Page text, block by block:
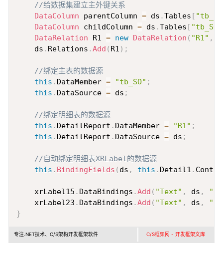
//给数据集建立主外键关系
DataColumn parentColumn = ds .Tables [
DataColumn childColumn = ds .Tables [
DataRelation R1 = new DataRelation ( "R1" ,
    ds
. Relations .Add ( R1 ) ;
//绑定主表的数据源
this . DataMember = "tb_SO" ;
this . DataSource = ds ;
//绑定明细表的数据源
this . DetailReport . DataMember = "R1" ;
this . DetailReport . DataSource = ds ;
//自动绑定明细表XRLabel的数据源
this . BindingFields ( ds , this . Detail1 .
    xrLabel15
. DataBindings .Add ( "Text" , ds ,
    xrLabel23
. DataBindings .Add ( "Text" , ds ,
}
专注.NET技术、C/S架构开发框架软件 C/S框架网 - 开发框架文库